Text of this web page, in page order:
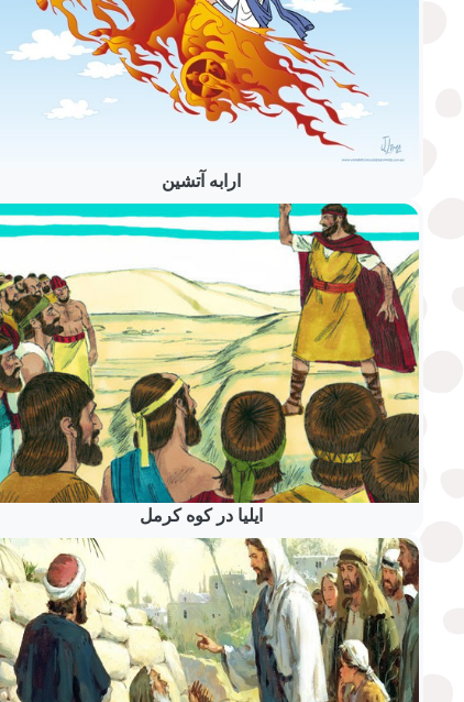
ارابه آتشین
ایلیا در کوه کرمل